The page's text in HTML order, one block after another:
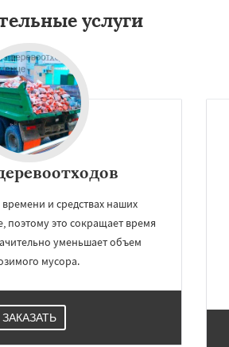
услуги
и средствах наших
поэтому это сокращает время
уменьшает объем
мусора.
ЗАКАЗАТЬ